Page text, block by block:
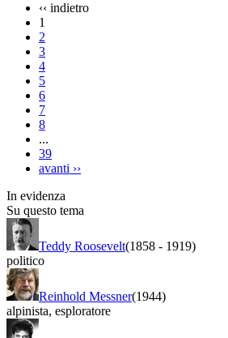
‹‹ indietro
1
2
3
4
5
6
7
8
...
39
avanti ››
In evidenza
Su questo tema
Teddy Roosevelt(1858 - 1919)
politico
Reinhold Messner(1944)
alpinista, esploratore